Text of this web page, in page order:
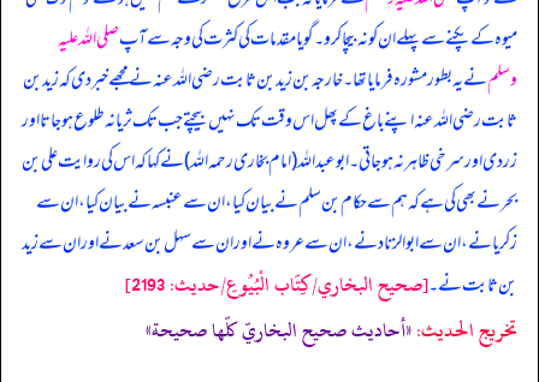
میوہ کے پکنے سے پہلے ان کو نہ بیچا کرو۔ گویا مقدمات کی کثرت کی وجہ سے آپصلی اللہ علیہ
وسلمنے یہ بطور مشورہ فرمایا تھا۔ خارجہ بن زید بن ثابت رضی اللہ عنہ نے مجھے خبر دی کہ زید بن
ثابت رضی اللہ عنہ اپنے باغ کے پھل اس وقت تک نہیں بیچتے جب تک ثریا نہ طلوع ہو جاتا اور
زردی اور سرخی ظاہر نہ ہو جاتی۔ ابوعبداللہ (امام بخاری رحمہ اللہ) نے کہا کہ اس کی روایت علی بن
بحر نے بھی کی ہے کہ ہم سے حکام بن سلم نے بیان کیا، ان سے عنبسہ نے بیان کیا، ان سے
زکریا نے، ان سے ابوالزناد نے، ان سے عروہ نے اور ان سے سہل بن سعد نے اور ان سے زید
بن ثابت نے۔[صحيح البخاري/كِتَاب الْبُيُوعِ/حدیث: 2193]
تخریج الحدیث:«أحاديث صحيح البخاريّ كلّها صحيحة»